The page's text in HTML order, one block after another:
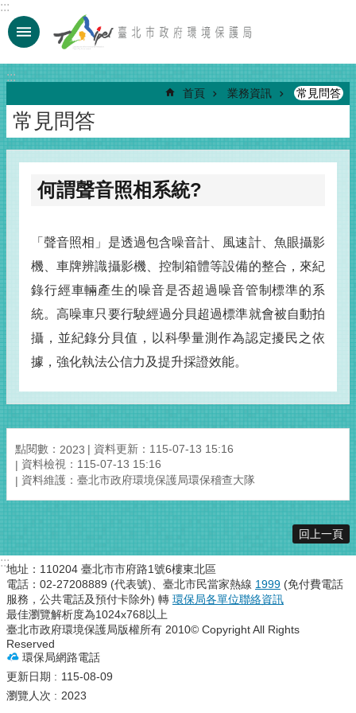
跳到主要內容區塊
:::
:::
首頁 業務資訊 常見問答
常見問答
何謂聲音照相系統?
「聲音照相」是透過包含噪音計、風速計、魚眼攝影
機、車牌辨識攝影機、控制箱體等設備的整合，來紀
錄行經車輛產生的噪音是否超過噪音管制標準的系
統。高噪車只要行駛經過分貝超過標準就會被自動拍
攝，並紀錄分貝值，以科學量測作為認定擾民之依
據，強化執法公信力及提升採證效能。
點閱數： 2023
資料更新：115-07-13 15:16
資料檢視：115-07-13 15:16
資料維護：臺北市政府環境保護局環保稽查大隊
回上一頁
:::地址：110204 臺北市市府路1號6樓東北區
電話：02-27208889 (代表號)、臺北市民當家熱線 1999 (免付費電話
服務，公共電話及預付卡除外) 轉 環保局各單位聯絡資訊
最佳瀏覽解析度為1024x768以上
臺北市政府環境保護局版權所有 2010© Copyright All Rights
Reserved
環保局網路電話
更新日期
115-08-09
瀏覽人次
2023